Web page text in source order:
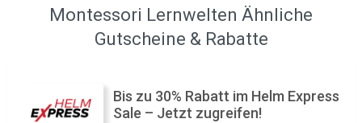
Montessori Lernwelten Ähnliche
Gutscheine & Rabatte
Bis zu 30% Rabatt im Helm Express
Sale – Jetzt zugreifen!